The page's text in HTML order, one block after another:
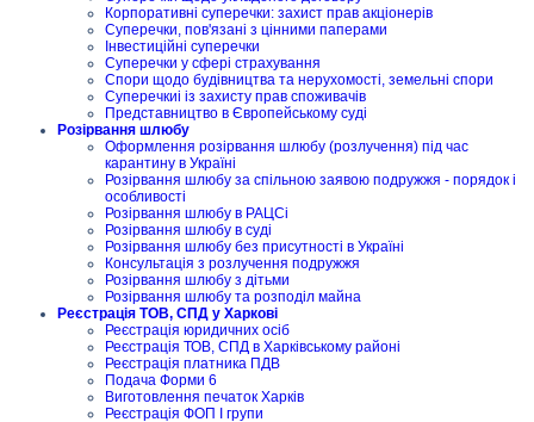
Корпоративні суперечки: захист прав акціонерів
Суперечки, пов'язані з цінними паперами
Інвестиційні суперечки
Суперечки у сфері страхування
Спори щодо будівництва та нерухомості, земельні спори
Суперечкиі із захисту прав споживачів
Представництво в Європейському суді
Розірвання шлюбу
Оформлення розірвання шлюбу (розлучення) під час
карантину в Україні
Розірвання шлюбу за спільною заявою подружжя - порядок і
особливості
Розірвання шлюбу в РАЦСі
Розірвання шлюбу в суді
Розірвання шлюбу без присутності в Україні
Консультація з розлучення подружжя
Розірвання шлюбу з дітьми
Розірвання шлюбу та розподіл майна
Реєстрація ТОВ, СПД у Харкові
Реєстрація юридичних осіб
Реєстрація ТОВ, СПД в Харківському районі
Реєстрація платника ПДВ
Подача Форми 6
Виготовлення печаток Харків
Реєстрація ФОП I групи